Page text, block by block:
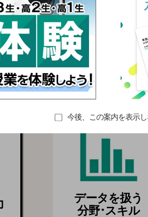
今後、この案内を表示
別招待講習の
共通テストに向け
02
データを扱う
分野･スキル